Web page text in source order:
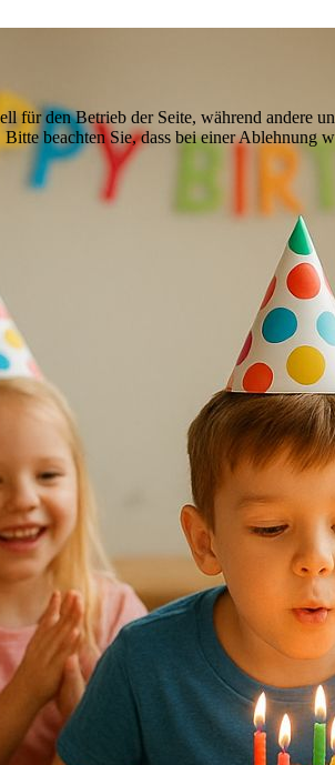
für den Betrieb der Seite, während andere
beachten Sie, dass bei einer